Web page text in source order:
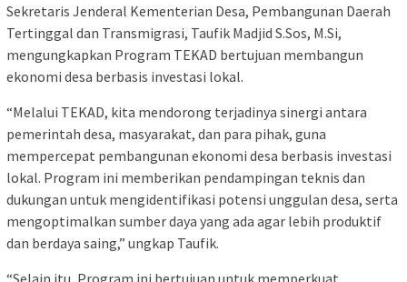
Sekretaris Jenderal Kementerian Desa, Pembangunan Daerah
Tertinggal dan Transmigrasi, Taufik Madjid S.Sos, M.Si,
mengungkapkan Program TEKAD bertujuan membangun
ekonomi desa berbasis investasi lokal.
“Melalui TEKAD, kita mendorong terjadinya sinergi antara
pemerintah desa, masyarakat, dan para pihak, guna
mempercepat pembangunan ekonomi desa berbasis investasi
lokal. Program ini memberikan pendampingan teknis dan
dukungan untuk mengidentifikasi potensi unggulan desa, serta
mengoptimalkan sumber daya yang ada agar lebih produktif
dan berdaya saing,” ungkap Taufik.
“Selain itu, Program ini bertujuan untuk memperkuat